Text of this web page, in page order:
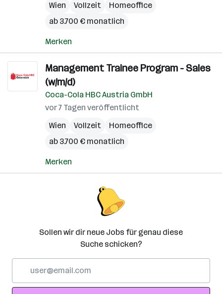
Wien
Vollzeit
Homeoffice
ab 3.700 € monatlich
Merken
Management Trainee Program - Sales
(w/m/d)
Coca-Cola HBC Austria GmbH
vor 7 Tagen veröffentlicht
Wien
Vollzeit
Homeoffice
ab 3.700 € monatlich
Merken
Sollen wir dir neue Jobs für genau diese
Suche schicken?
Adresse